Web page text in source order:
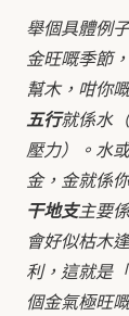
舉個具體例
金旺嘅季節
幫木，咁你嘅
五行就係水
壓力）。水
金，金就係
干地支主要
會好似枯木
利，這就是
個金氣極旺嘅